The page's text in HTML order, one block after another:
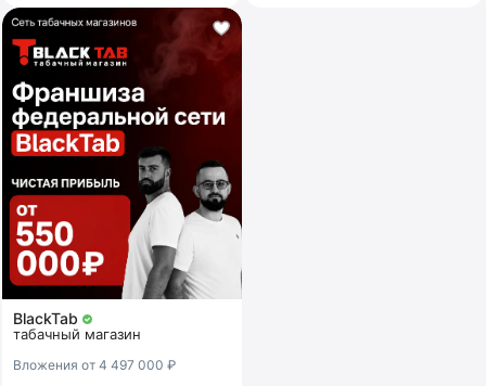
BlackTab
табачный магазин
Вложения от 4 497 000 ₽